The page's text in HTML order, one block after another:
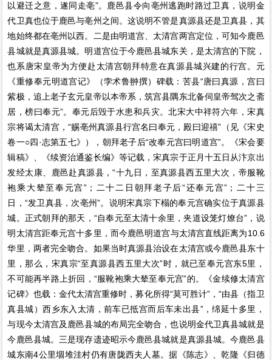
以避迁之意，遂同走亳”。鹿邑县令向亳州逃跑时路过卫真，说明金
代卫真也位于鹿邑与亳州之间。这说明不管是真源县还是卫真县，其
地始终都在亳州以西。二是由明道宫、太清宫两宫定位，可知今鹿邑
县城就是真源县城。明道宫位于今鹿邑县城东关，是太清宫的下院，
也系唐宋皇帝为方便赴太清宫朝拜特意在真源县城兴建的行宫。元
《重修奉元明道宫记》（孛术鲁翀撰）碑载：苦县“唐曰真源，宫曰
紫极，追上老子玄元皇帝以本帝系，筑宫县隅东北备伺皇帝驾次之斋
居，榜曰奉元”。奉元后毁于水患和兵灾。北宋大中祥符六年，宋真
宗将谒太清宫，“赐亳州真源县行宫名曰奉元，殿曰迎禧”（见《宋史
卷一○四·志第五七》），朝拜老子后“改奉元宫曰明道宫”。《宋会要
辑稿》、《续资治通鉴长编》等记载，宋真宗于正月十五日从汴京出
发经太康、鹿邑赴真源县，“十九日，至真源县西五里大次，帝服靴
袍乘大辇至奉元宫”；二十二日朝拜老子后“还奉元宫”；二十三
日，“发卫真县，次亳州”。说明宋真宗下榻的奉元宫确实位于真源县
城。正式朝拜的那天，“自奉元至太清十余里，夹道设笼灯燎台”，说
明太清宫距奉元宫十多里，而今鹿邑明道宫与太清宫直线距离为10.6
华里，两者完全吻合。如果当时真源县治设在太清宫或今鹿邑县东十
里，那么，宋真宗“至真源县西五里大次”时，就已至奉元宫东5里，
不可能再半路上折回，“服靴袍乘大辇至奉元宫”的。《金续修太清宫
记碑》也载：金代太清宫重修时，募化所得“莫可胜计”，“由县（指卫
真县城）西乡东入太清，前车已抵宫而后车未出县”，绵延十多里，
与现今太清宫及鹿邑县城的布局完全吻合，也说明金代卫真县城就是
今鹿邑县城。三是现存遗迹昭示今鹿邑县城就是真源县城。今鹿邑县
城东南4公里堌堆洼村仍有唐陇西夫人墓。据《陈志》、乾隆《归德